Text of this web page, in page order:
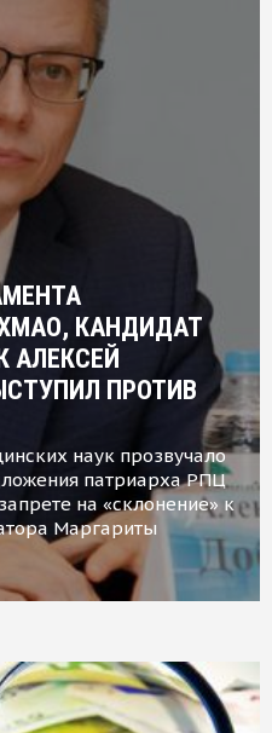
КАНДИДАТ
АЛЕКСЕЙ
ПРОТИВ
наук прозвучало
патриарха РПЦ
на «склонение» к
Маргариты